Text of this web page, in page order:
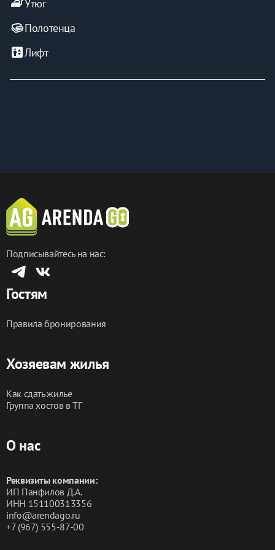
ironУтюг
Полотенца
elevatorЛифт
Подписывайтесь на нас:
Гостям
Правила бронирования
Хозяевам жилья
Как сдать жилье
Группа хостов в ТГ
О нас
Реквизиты компании:
ИП Панфилов Д.А.
ИНН 151100313356
info@arendago.ru
+7 (967) 555-87-00